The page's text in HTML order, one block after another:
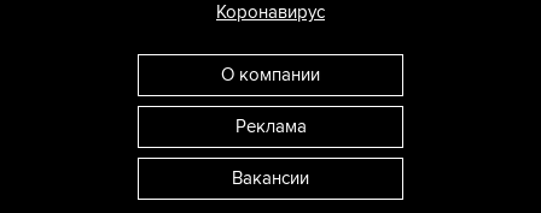
Коронавирус
О компании
Реклама
Вакансии